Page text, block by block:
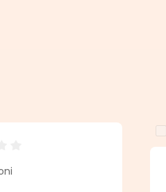
media di 0 su 5 stelle